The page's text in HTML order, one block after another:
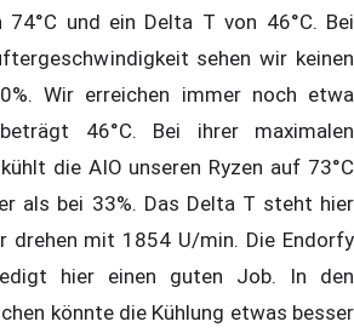
und ein Delta T von 46°C. Bei
sehen wir keinen
Wir erreichen immer noch etwa
46°C. Bei ihrer maximalen
die AIO unseren Ryzen auf 73°C
als bei 33%. Das Delta T steht hier
drehen mit 1854 U/min. Die Endorfy
hier einen guten Job. In den
könnte die Kühlung etwas besser